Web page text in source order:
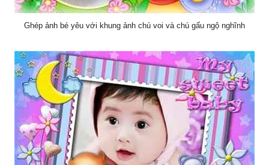
Ghép ảnh bé yêu với khung ảnh chú voi và chú gấu ngộ nghĩnh